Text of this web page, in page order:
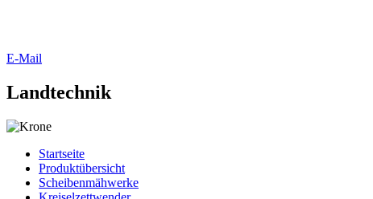
E-Mail
Landtechnik
Startseite
Produktübersicht
Scheibenmähwerke